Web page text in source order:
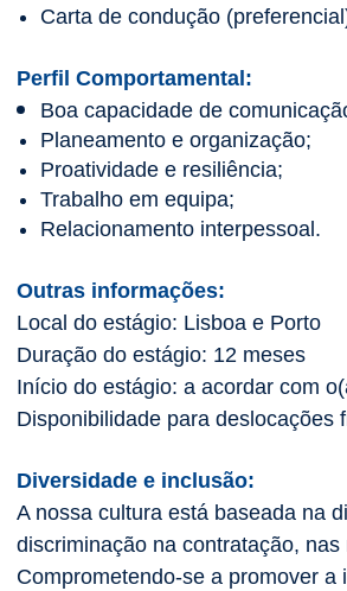
Carta de condução
Perfil Comportamental:
Boa capacidade de
Planeamento e organização;
Proatividade e resiliência;
Trabalho em equipa;
Relacionamento interpessoal.
Outras informações:
Local do estágio: Lisboa e Porto
Duração do estágio: 12 meses
Início do estágio: a acordar com
Disponibilidade para deslocações
Diversidade e inclusão:
A nossa cultura está baseada na
discriminação na contratação,
Comprometendo-se a promover